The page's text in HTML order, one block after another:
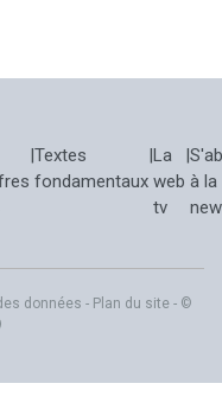
|Textes
fondamentaux
La
web
tv
|
à la
données - Plan du site - ©